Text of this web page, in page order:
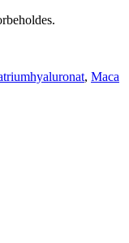
, Maca